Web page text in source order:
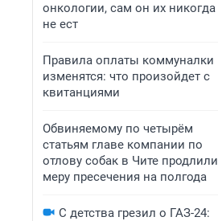
онкологии, сам он их никогда
не ест
Правила оплаты коммуналки
изменятся: что произойдет с
квитанциями
Обвиняемому по четырём
статьям главе компании по
отлову собак в Чите продлили
меру пресечения на полгода
С детства грезил о ГАЗ-24: